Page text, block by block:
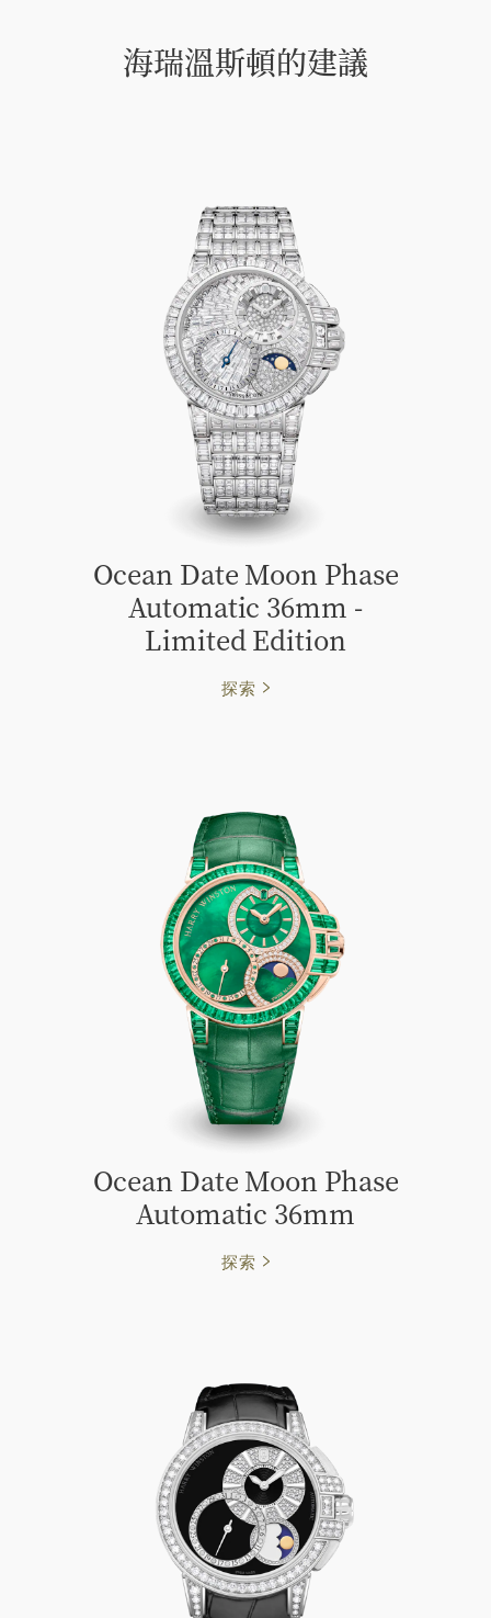
海瑞溫斯頓的建議
Ocean Date Moon Phase
Automatic 36mm -
Limited Edition
探索
Ocean Date Moon Phase
Automatic 36mm
探索